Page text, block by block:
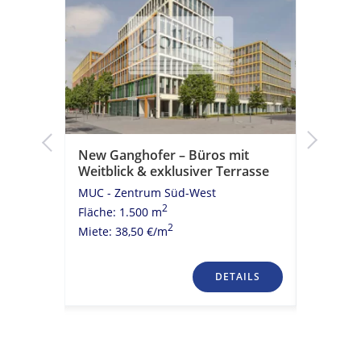
New Ganghofer – Büros mit
Weitblick & exklusiver Terrasse
MUC - Zentrum Süd-West
Fläche: 1.500 m2
Miete: 38,50 €/m2
DETAILS